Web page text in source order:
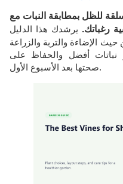
للظل بمطابقة النبات مع
رغباتك. يرشدك هذا الدليل
حيث الإضاءة والتربة والزراعة
نباتات أفضل والحفاظ على
صحتها بعد الأسبوع الأول.